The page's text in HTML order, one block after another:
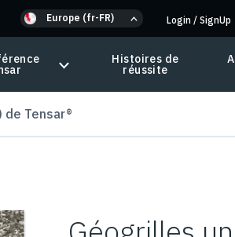
Europe (fr-FR) Login / SignUp
Histoires de
réussite
de Tensar®